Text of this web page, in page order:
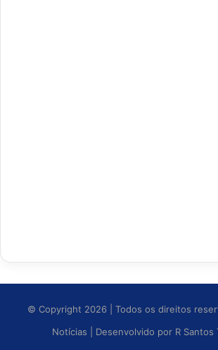
© Copyright 2026 | Todos os direitos
Notícias
| Desenvolvido por R Santos